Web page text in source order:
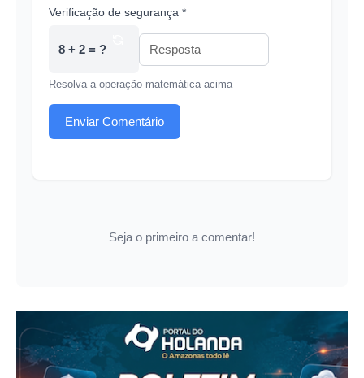
Verificação de segurança *
8 + 2 = ?
Resolva a operação matemática acima
Enviar Comentário
Seja o primeiro a comentar!